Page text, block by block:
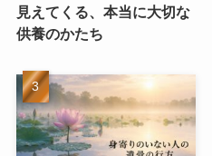
見えてくる、​本当に​大切な​
供養のかたち